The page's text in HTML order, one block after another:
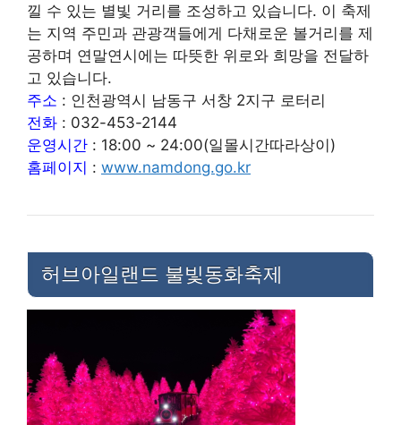
낄 수 있는 별빛 거리를 조성하고 있습니다. 이 축제
는 지역 주민과 관광객들에게 다채로운 볼거리를 제
공하며 연말연시에는 따뜻한 위로와 희망을 전달하
고 있습니다.
주소 : 인천광역시 남동구 서창 2지구 로터리
전화 : 032-453-2144
운영시간 : 18:00 ~ 24:00(일몰시간따라상이)
홈페이지 : www.namdong.go.kr
허브아일랜드 불빛동화축제